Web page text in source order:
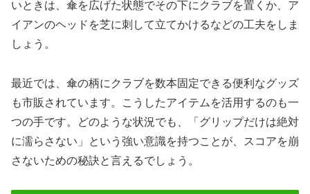
いときは、傘を広げた状態でその下にクラブを置くか、ア
イアンのヘッドを芝に刺して立てかけるなどの工夫をしま
しょう。
最近では、傘の柄にクラブを数本固定できる便利なグッズ
も市販されています。こうしたアイテムを活用するのも一
つの手です。どのような状況でも、「グリップだけは絶対
に濡らさない」という強い意識を持つことが、スコアを崩
さないための秘訣と言えるでしょう。